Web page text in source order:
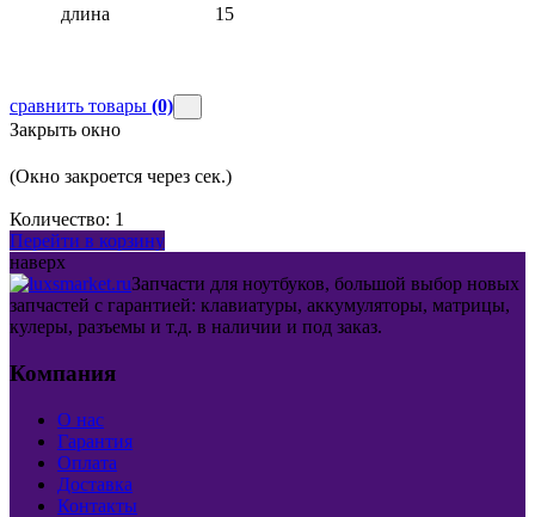
длина
15
сравнить товары (0)
Закрыть окно
(Окно закроется через сек.)
Количество: 1
Перейти в корзину
наверх
Запчасти для ноутбуков, большой выбор новых
запчастей с гарантией: клавиатуры, аккумуляторы, матрицы,
кулеры, разъемы и т.д. в наличии и под заказ.
Компания
О нас
Гарантия
Оплата
Доставка
Контакты